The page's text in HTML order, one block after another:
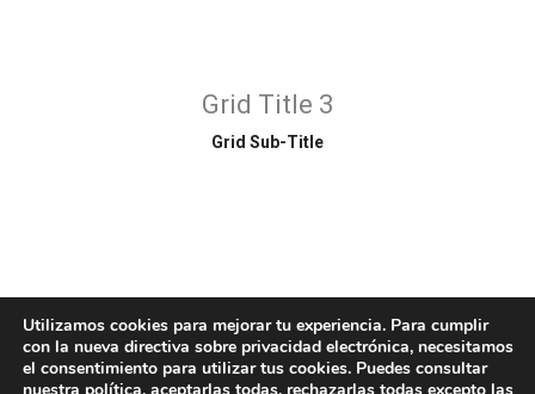
Grid Title 3
Grid Sub-Title
Utilizamos cookies para mejorar tu experiencia. Para cumplir
con la nueva directiva sobre privacidad electrónica, necesitamos
el consentimiento para utilizar tus cookies. Puedes consultar